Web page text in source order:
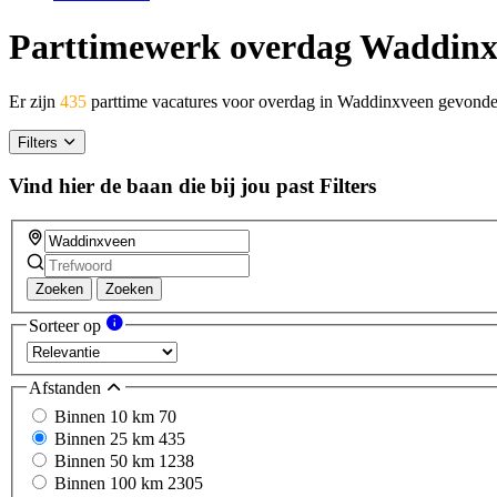
Parttimewerk overdag
Er zijn 435 parttime vacatures voor overdag in Waddinxveen
Filters
Vind hier de baan die bij jou past Filters
Zoeken Zoeken
Sorteer op
Afstanden
Binnen 10 km 70
Binnen 25 km 435
Binnen 50 km 1238
Binnen 100 km 2305